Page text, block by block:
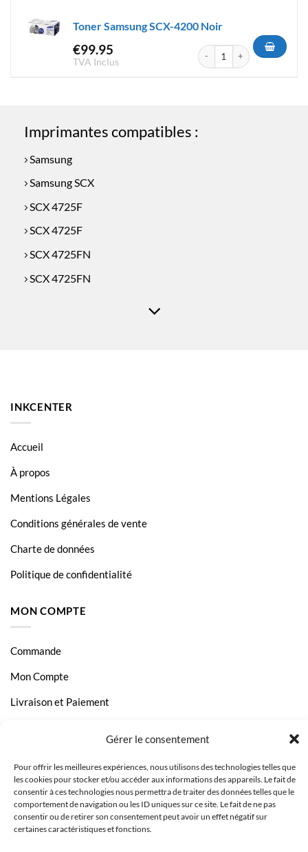
Gérer le consentement
Pour offrir les meilleures expériences, nous utilisons des technologies telles que
les cookies pour stocker et/ou accéder aux informations des appareils. Le fait de
consentir à ces technologies nous permettra de traiter des données telles que le
comportement de navigation ou les ID uniques sur ce site. Le fait de ne pas
consentir ou de retirer son consentement peut avoir un effet négatif sur
certaines caractéristiques et fonctions.
Toner Samsung SCX-4200 Noir
€99.95
TVA Inclus
quantité de Toner Samsung
Imprimantes compatibles :
Samsung
Samsung SCX
SCX 4725F
SCX 4725F
SCX 4725FN
SCX 4725FN
INKCENTER
Accueil
À propos
Mentions Légales
Conditions générales de vente
Charte de données
Politique de confidentialité
MON COMPTE
Commande
Mon Compte
Livraison et Paiement